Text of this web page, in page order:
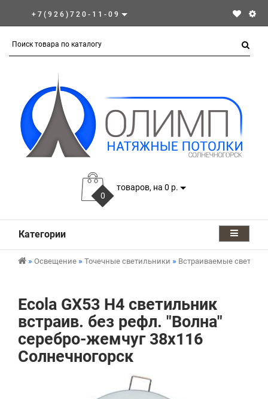
+7(926)720-11-09
0
товаров, на 0 р.
Категории
Освещение Точечные светильники Встраиваемые
Ecola GX53 H4 светильник
встраив. без рефл. "Волна"
серебро-жемчуг 38x116
Солнечногорск